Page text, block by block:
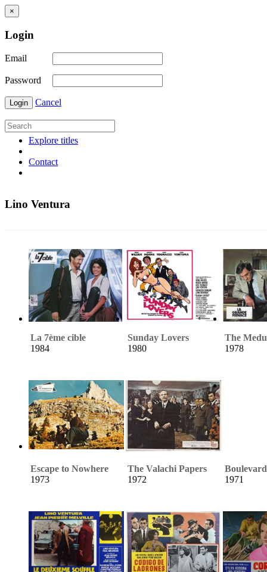
×
Login
Email
Password
Login Cancel
Explore titles
Contact
Lino Ventura
La 7ème cible
1984
Sunday Lovers
1980
The
1978
Escape to Nowhere
1973
The Valachi Papers
1972
1971